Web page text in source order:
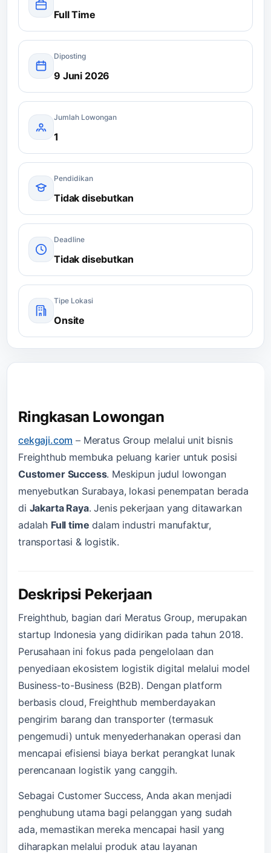
Full Time
Diposting
9 Juni 2026
Jumlah Lowongan
1
Pendidikan
Tidak disebutkan
Deadline
Tidak disebutkan
Tipe Lokasi
Onsite
Ringkasan Lowongan
cekgaji.com – Meratus Group melalui unit bisnis
Freighthub membuka peluang karier untuk posisi
Customer Success. Meskipun judul lowongan
menyebutkan Surabaya, lokasi penempatan berada
di Jakarta Raya. Jenis pekerjaan yang ditawarkan
adalah Full time dalam industri manufaktur,
transportasi & logistik.
Deskripsi Pekerjaan
Freighthub, bagian dari Meratus Group, merupakan
startup Indonesia yang didirikan pada tahun 2018.
Perusahaan ini fokus pada pengelolaan dan
penyediaan ekosistem logistik digital melalui model
Business-to-Business (B2B). Dengan platform
berbasis cloud, Freighthub memberdayakan
pengirim barang dan transporter (termasuk
pengemudi) untuk menyederhanakan operasi dan
mencapai efisiensi biaya berkat perangkat lunak
perencanaan logistik yang canggih.
Sebagai Customer Success, Anda akan menjadi
penghubung utama bagi pelanggan yang sudah
ada, memastikan mereka mencapai hasil yang
diharapkan melalui produk atau layanan